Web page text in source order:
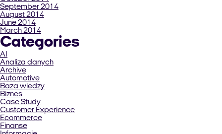
September 2014
August 2014
June 2014
March 2014
Categories
AI
Analiza danych
Archive
Automotive
Baza wiedzy
Biznes
Case Study
Customer Experience
Ecommerce
Finanse